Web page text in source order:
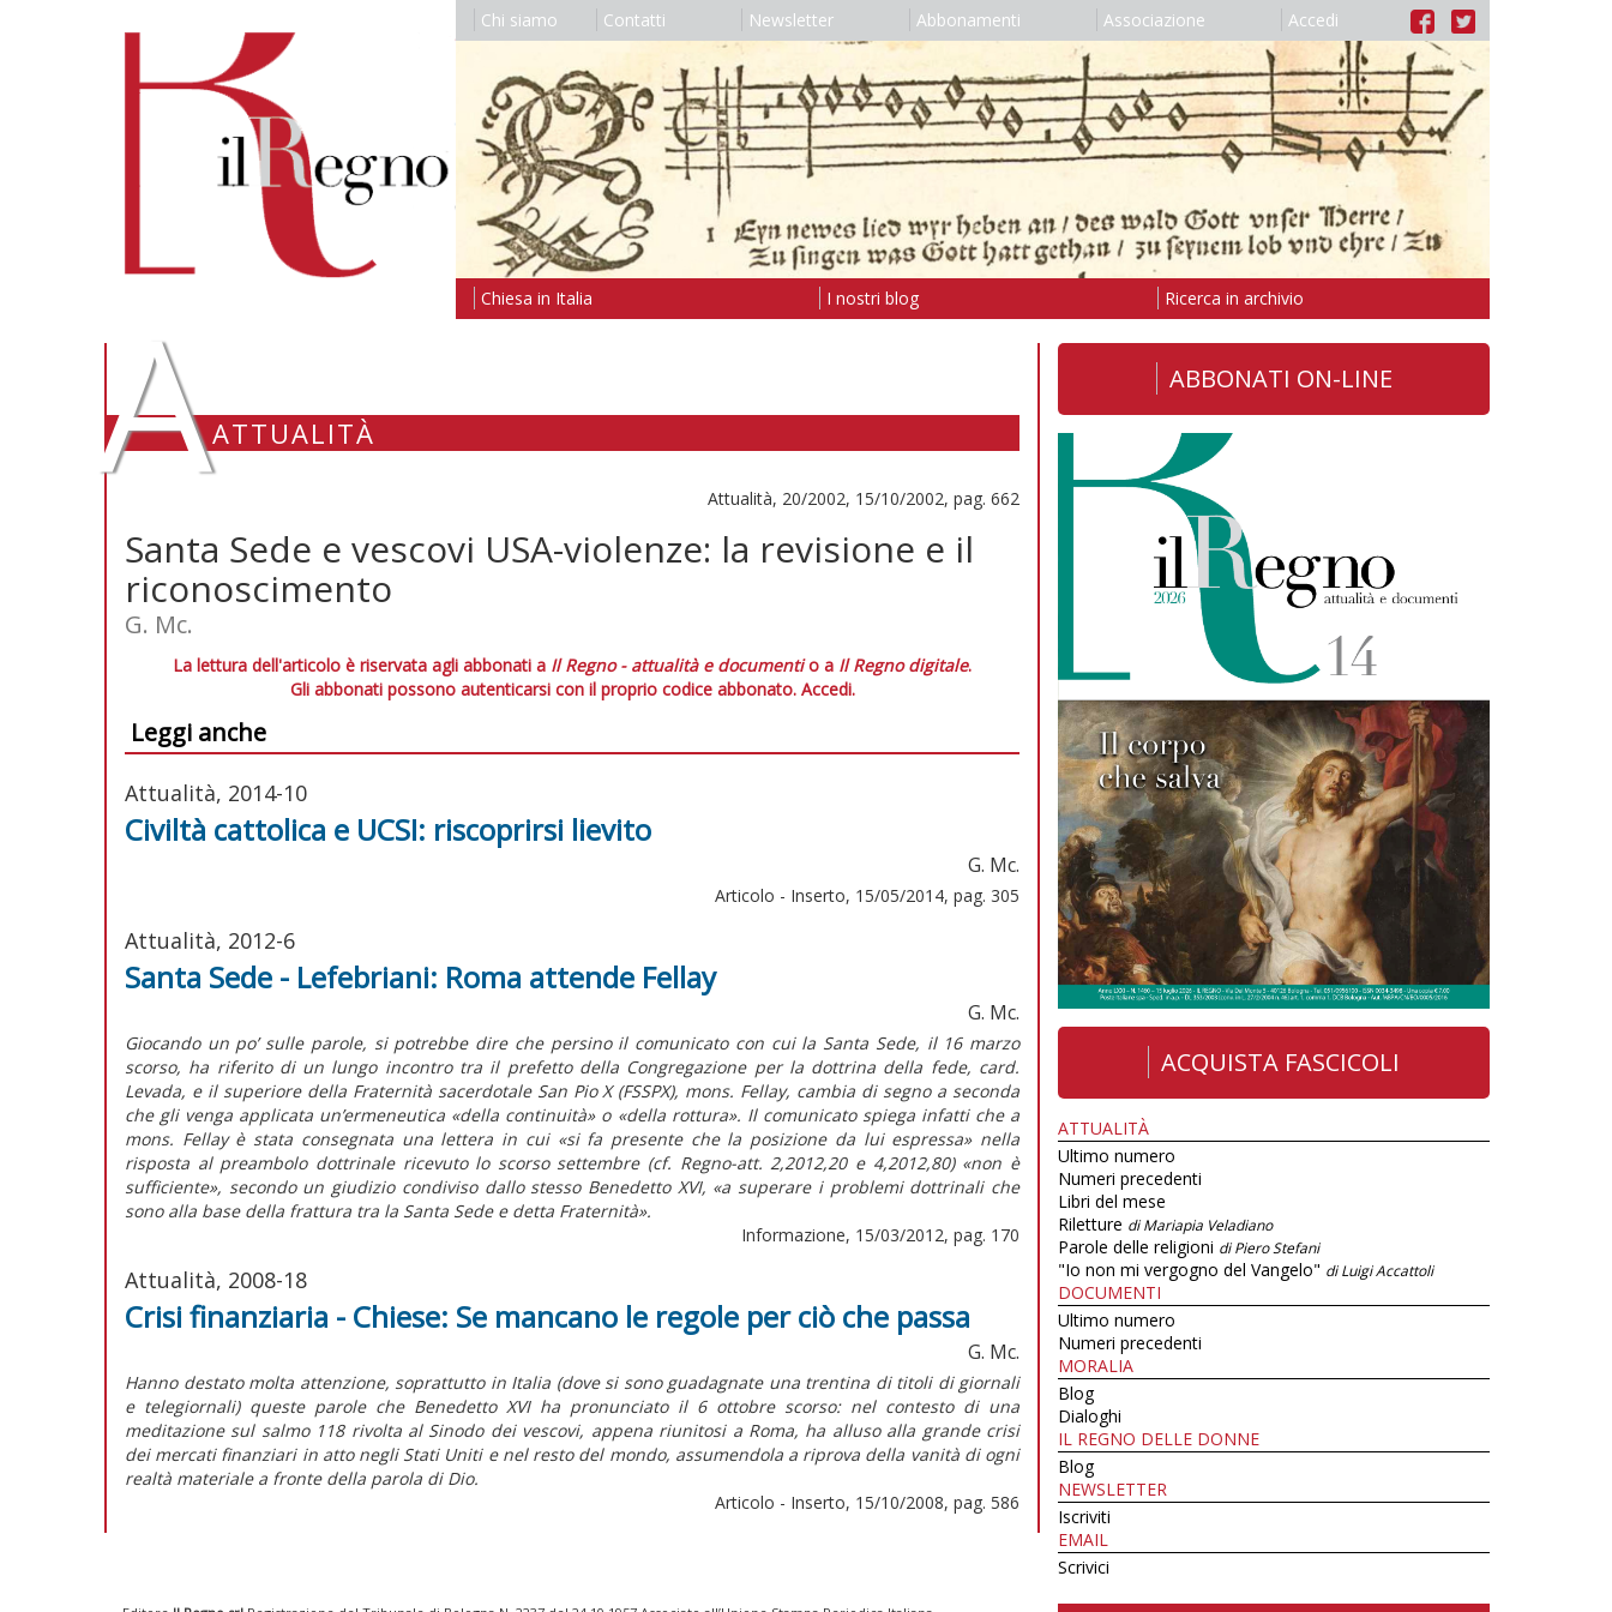
Chi siamo Contatti Newsletter Abbonamenti Associazione Accedi
Chiesa in Italia I nostri blog Ricerca in archivio
AATTUALITÀ
Attualità, 20/2002, 15/10/2002, pag. 662
Santa Sede e vescovi USA-violenze: la revisione e il
riconoscimento
G. Mc.
La lettura dell'articolo è riservata agli abbonati a Il Regno - attualità e documentio a Il Regno digitale.
Gli abbonati possono autenticarsi con il proprio codice abbonato. Accedi.
Leggi anche
Attualità, 2014-10
Civiltà cattolica e UCSI: riscoprirsi lievito
G. Mc.
Articolo - Inserto, 15/05/2014, pag. 305
Attualità, 2012-6
Santa Sede - Lefebriani: Roma attende Fellay
G. Mc.
Giocando un po’ sulle parole, si potrebbe dire che persino il comunicato con cui la Santa Sede, il 16 marzo
scorso, ha riferito di un lungo incontro tra il prefetto della Congregazione per la dottrina della fede, card.
Levada, e il superiore della Fraternità sacerdotale San Pio X (FSSPX), mons. Fellay, cambia di segno a seconda
che gli venga applicata un’ermeneutica «della continuità» o «della rottura». Il comunicato spiega infatti che a
mons. Fellay è stata consegnata una lettera in cui «si fa presente che la posizione da lui espressa» nella
risposta al preambolo dottrinale ricevuto lo scorso settembre (cf. Regno-att. 2,2012,20 e 4,2012,80) «non è
sufficiente», secondo un giudizio condiviso dallo stesso Benedetto XVI, «a superare i problemi dottrinali che
sono alla base della frattura tra la Santa Sede e detta Fraternità».
Informazione, 15/03/2012, pag. 170
Attualità, 2008-18
Crisi finanziaria - Chiese: Se mancano le regole per ciò che passa
G. Mc.
Hanno destato molta attenzione, soprattutto in Italia (dove si sono guadagnate una trentina di titoli di giornali
e telegiornali) queste parole che Benedetto XVI ha pronunciato il 6 ottobre scorso: nel contesto di una
meditazione sul salmo 118 rivolta al Sinodo dei vescovi, appena riunitosi a Roma, ha alluso alla grande crisi
dei mercati finanziari in atto negli Stati Uniti e nel resto del mondo, assumendola a riprova della vanità di ogni
realtà materiale a fronte della parola di Dio.
Articolo - Inserto, 15/10/2008, pag. 586
ABBONATI ON-LINE
ACQUISTA FASCICOLI
ATTUALITÀ
Ultimo numero
Numeri precedenti
Libri del mese
Riletture di Mariapia Veladiano
Parole delle religioni di Piero Stefani
"Io non mi vergogno del Vangelo" di Luigi Accattoli
DOCUMENTI
Ultimo numero
Numeri precedenti
MORALIA
Blog
Dialoghi
IL REGNO DELLE DONNE
Blog
NEWSLETTER
Iscriviti
EMAIL
Scrivici